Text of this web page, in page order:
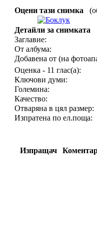
Оцени тази снимка
Детайли за снимката
Заглавие:
От албума:
Добавена от (на
Оценка - 11 глас(а):
Ключови думи:
Големина:
Качество:
Отваряна в цял размер:
Изпратена по ел.поща:
Изпращач